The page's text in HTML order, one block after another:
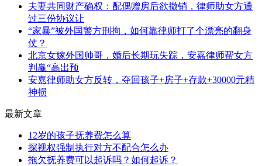
夫妻共同财产确权：配偶赠房后欲撤销，律师助女方通
过三份协议让
“家暴”被外国警方刑拘，如何靠律师打了个漂亮的翻身
仗？
北京女嫁外国帅哥，婚后长期玩失踪，安嘉律师帮女方
判赢“高出预
安嘉律师助女方反转，夺回孩子+房子+存款+30000元精
神损
最新文章
12岁的孩子抚养费怎么算
探视权强制执行对方不配合怎么办
拖欠抚养费可以起诉吗？如何起诉？